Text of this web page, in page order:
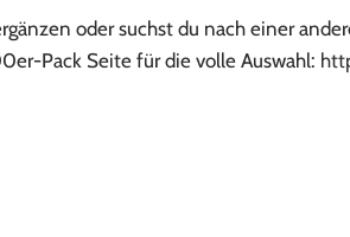
oder suchst du nach einer
Pack Seite für die volle Auswahl: